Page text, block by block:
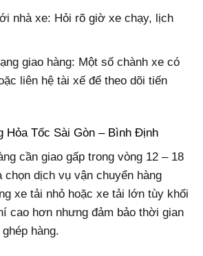
nhà xe: Hỏi rõ giờ xe chạy, lịch
giao hàng: Một số chành xe có
liên hệ tài xế để theo dõi tiến
Hỏa Tốc Sài Gòn – Bình Định
cần giao gấp trong vòng 12 – 18
dịch vụ vận chuyển hàng
xe tải nhỏ hoặc xe tải lớn tùy khối
cao hơn nhưng đảm bảo thời gian
hàng.